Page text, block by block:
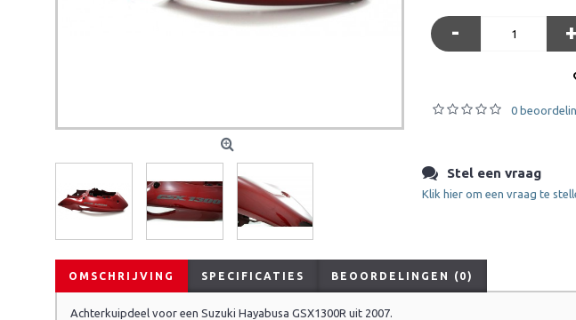
- +
0
Stel een vraag
Klik hier om een vraag te
OMSCHRIJVING SPECIFICATIES BEOORDELINGEN (0)
Achterkuipdeel voor een Suzuki Hayabusa GSX1300R uit 2007.